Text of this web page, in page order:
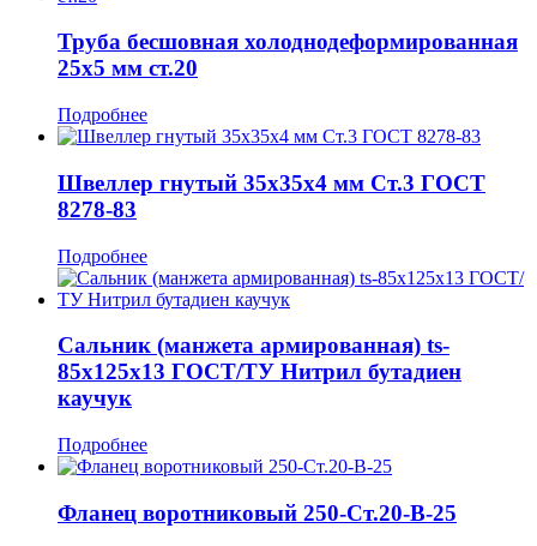
Труба бесшовная холоднодеформированная
25x5 мм ст.20
Подробнее
Швеллер гнутый 35x35x4 мм Ст.3 ГОСТ
8278-83
Подробнее
Сальник (манжета армированная) ts-
85x125x13 ГОСТ/ТУ Нитрил бутадиен
каучук
Подробнее
Фланец воротниковый 250-Ст.20-В-25